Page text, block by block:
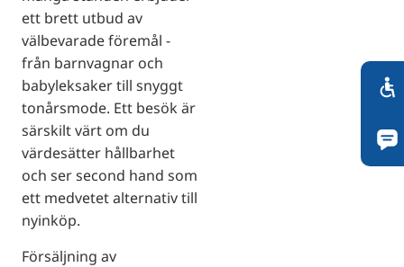
ett brett utbud av
välbevarade föremål -
från barnvagnar och
babyleksaker till snyggt
tonårsmode. Ett besök är
särskilt värt om du
värdesätter hållbarhet
och ser second hand som
ett medvetet alternativ till
nyinköp.
Försäljning av